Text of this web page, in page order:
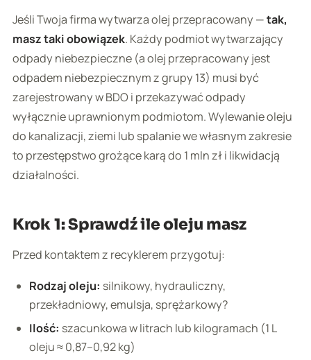
Jeśli Twoja firma wytwarza olej przepracowany —tak,
masz taki obowiązek. Każdy podmiot wytwarzający
odpady niebezpieczne (a olej przepracowany jest
odpadem niebezpiecznym z grupy 13) musi być
zarejestrowany w BDO i przekazywać odpady
wyłącznie uprawnionym podmiotom. Wylewanie oleju
do kanalizacji, ziemi lub spalanie we własnym zakresie
to przestępstwo grożące karą do 1 mln zł i likwidacją
działalności.
Krok 1: Sprawdź ile oleju masz
Przed kontaktem z recyklerem przygotuj:
Rodzaj oleju: silnikowy, hydrauliczny,
przekładniowy, emulsja, sprężarkowy?
Ilość: szacunkowa w litrach lub kilogramach (1 L
oleju ≈ 0,87–0,92 kg)